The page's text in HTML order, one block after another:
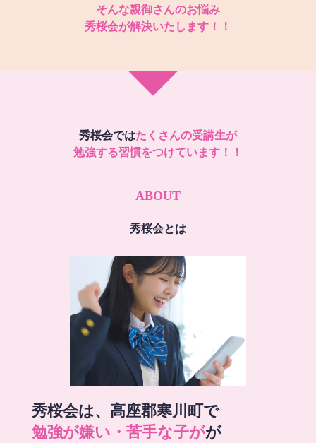
そんな親御さんのお悩み
秀桜会が解決いたします！！
秀桜会ではたくさんの受講生が
勉強する習慣をつけています！！
ABOUT
秀桜会とは
秀桜会は、高座郡寒川町で
勉強が嫌い・苦手な子がが